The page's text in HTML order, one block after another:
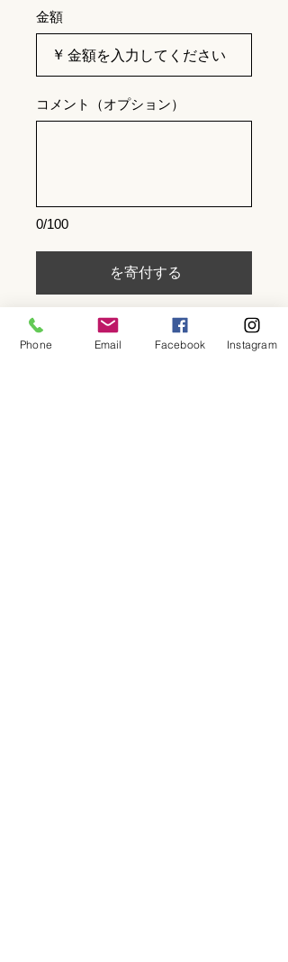
金額
￥
0/100
コメント（オプション）
を寄付する
Phone Email Facebook Instagram